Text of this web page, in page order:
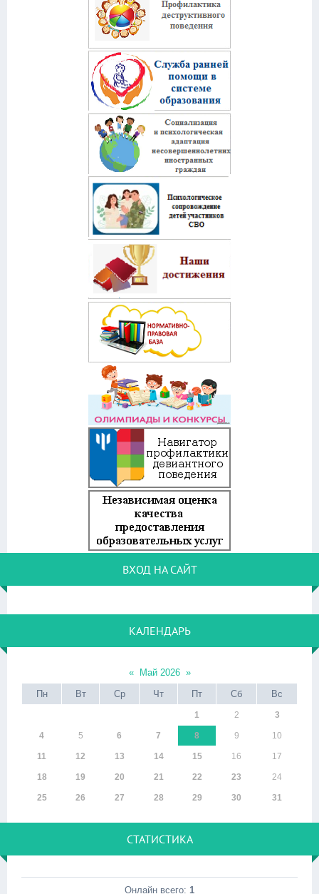
ВХОД НА САЙТ
КАЛЕНДАРЬ
« Май 2026 »
Пн
Вт Ср Чт Пт Сб Вс
1 2 3
4 5 6 7 8 9 10
11 12 13 14 15 16 17
18 19 20 21 22 23 24
25 26 27 28 29 30 31
СТАТИСТИКА
Онлайн всего: 1